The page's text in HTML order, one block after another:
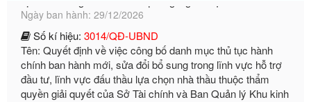
Số kí hiệu: 3014/QĐ-UBND
Tên: Quyết định về việc công bố danh mục thủ tục hành
chính ban hành mới, sửa đổi bổ sung trong lĩnh vực hỗ trợ
đầu tư, lĩnh vực đấu thầu lựa chọn nhà thầu thuộc thẩm
quyền giải quyết của Sở Tài chính và Ban Quản lý Khu kinh
tế Đông Nam Nghệ An
Ngày ban hành: 23/09/2026